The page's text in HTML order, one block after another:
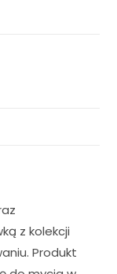
z kolekcji
Produkt